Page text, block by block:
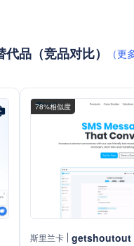
品（竞品对比） （更
78%相似度
斯里兰卡 getshoutout